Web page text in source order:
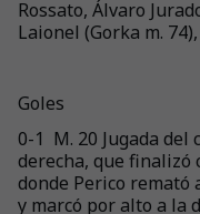
Rossato, Álvaro
Laionel (Gorka m.
Goles
0-1 M. 20 Jugada
derecha, que finalizó
donde Perico remató
y marcó por alto a la